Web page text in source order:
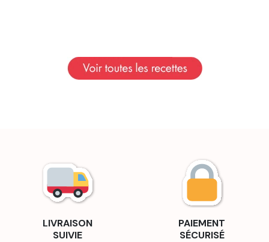
LIVRAISON
SUIVIE
PAIEMENT
SÉCURISÉ